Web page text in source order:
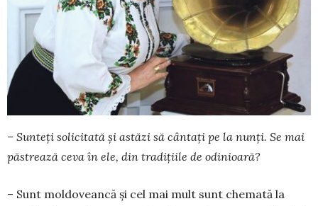
– Sunteţi solicitată și astăzi să cântaţi pe la nunţi. Se mai
păstrează ceva în ele, din tradiţiile de odinioară?
– Sunt moldoveancă şi cel mai mult sunt che­mată la